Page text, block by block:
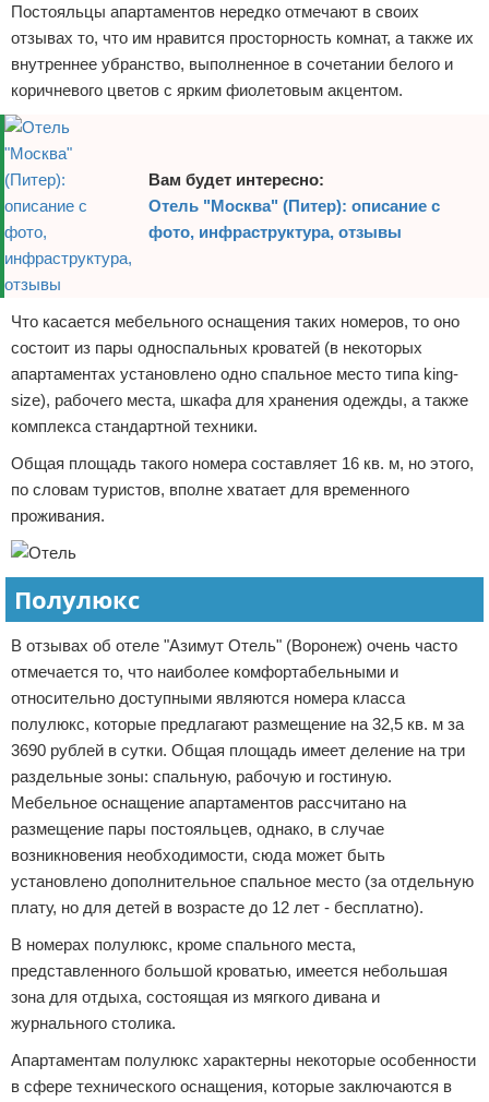
Постояльцы апартаментов нередко отмечают в своих
отзывах то, что им нравится просторность комнат, а также их
внутреннее убранство, выполненное в сочетании белого и
коричневого цветов с ярким фиолетовым акцентом.
Вам будет интересно:
Отель "Москва" (Питер): описание с
фото, инфраструктура, отзывы
Что касается мебельного оснащения таких номеров, то оно
состоит из пары односпальных кроватей (в некоторых
апартаментах установлено одно спальное место типа king-
size), рабочего места, шкафа для хранения одежды, а также
комплекса стандартной техники.
Общая площадь такого номера составляет 16 кв. м, но этого,
по словам туристов, вполне хватает для временного
проживания.
Полулюкс
В отзывах об отеле "Азимут Отель" (Воронеж) очень часто
отмечается то, что наиболее комфортабельными и
относительно доступными являются номера класса
полулюкс, которые предлагают размещение на 32,5 кв. м за
3690 рублей в сутки. Общая площадь имеет деление на три
раздельные зоны: спальную, рабочую и гостиную.
Мебельное оснащение апартаментов рассчитано на
размещение пары постояльцев, однако, в случае
возникновения необходимости, сюда может быть
установлено дополнительное спальное место (за отдельную
плату, но для детей в возрасте до 12 лет - бесплатно).
В номерах полулюкс, кроме спального места,
представленного большой кроватью, имеется небольшая
зона для отдыха, состоящая из мягкого дивана и
журнального столика.
Апартаментам полулюкс характерны некоторые особенности
в сфере технического оснащения, которые заключаются в